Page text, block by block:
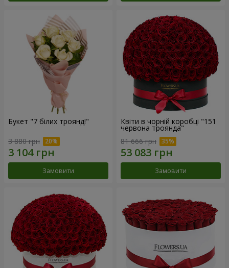
Букет "7 білих троянд!"
3 880 грн
Замовити
Квіти в чорній коробці "151
червона троянда"
81 666 грн
Замовити